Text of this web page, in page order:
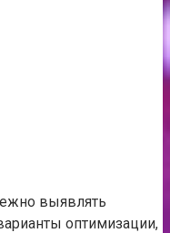
выявлять
оптимизации,